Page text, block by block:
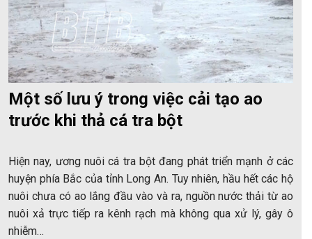
Một số lưu ý trong việc cải tạo ao
trước khi thả cá tra bột
Hiện nay, ương nuôi cá tra bột đang phát triển mạnh ở các
huyện phía Bắc của tỉnh Long An. Tuy nhiên, hầu hết các hộ
nuôi chưa có ao lắng đầu vào và ra, nguồn nước thải từ ao
nuôi xả trực tiếp ra kênh rạch mà không qua xử lý, gây ô
nhiễm…